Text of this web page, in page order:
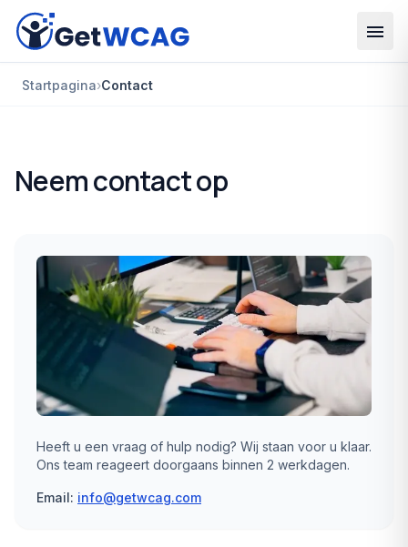
Ga naar hoofdinhoud
Startpagina›Contact
Neem contact op
Heeft u een vraag of hulp nodig? Wij staan voor u klaar.
Ons team reageert doorgaans binnen 2 werkdagen.
Email: info@getwcag.com